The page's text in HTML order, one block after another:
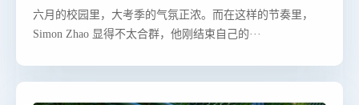
​​六月的校园里，大考季的气氛正浓。而在这样的节奏里，
Simon Zhao 显得不太合群，他刚结束自己的···